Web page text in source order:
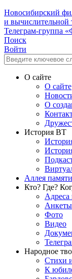
Новосибирский
и
Телеграм-группа
Поиск
Войти
О сайте
О сайте
О
История ВТ
Аллея памяти
Кто? Где?
Адреса
Анкеты
Фото
Видео
Народное
Стихи
К